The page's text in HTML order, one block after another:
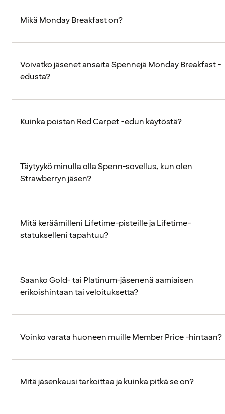
Mikä Monday Breakfast on?
Voivatko jäsenet ansaita Spennejä Monday Breakfast -
edusta?
Kuinka poistan Red Carpet -edun käytöstä?
Täytyykö minulla olla Spenn-sovellus, kun olen
Strawberryn jäsen?
Mitä keräämilleni Lifetime-pisteille ja Lifetime-
statukselleni tapahtuu?
Saanko Gold- tai Platinum-jäsenenä aamiaisen
erikoishintaan tai veloituksetta?
Voinko varata huoneen muille Member Price -hintaan?
Mitä jäsenkausi tarkoittaa ja kuinka pitkä se on?